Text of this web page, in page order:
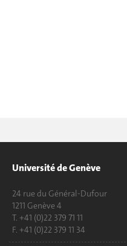
Université de Genève
24 rue du Général-Dufour
1211 Genève 4
T. +41 (0)22 379 71 11
F. +41 (0)22 379 11 34